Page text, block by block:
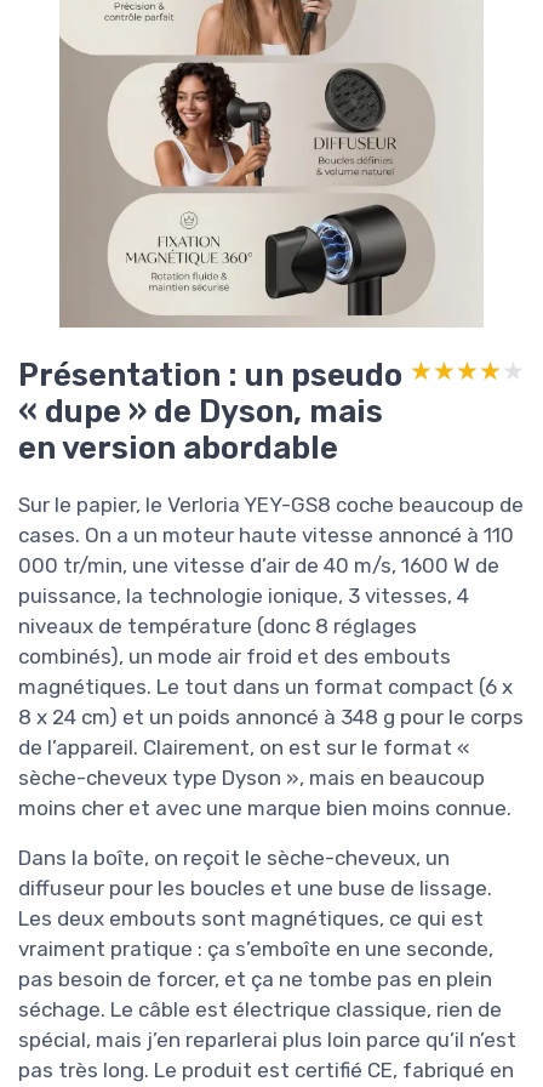
Présentation : un pseudo
« dupe » de Dyson, mais
en version abordable
★★★★★
★★★★★
Sur le papier, le Verloria YEY-GS8 coche beaucoup de
cases. On a un moteur haute vitesse annoncé à 110
000 tr/min, une vitesse d’air de 40 m/s, 1600 W de
puissance, la technologie ionique, 3 vitesses, 4
niveaux de température (donc 8 réglages
combinés), un mode air froid et des embouts
magnétiques. Le tout dans un format compact (6 x
8 x 24 cm) et un poids annoncé à 348 g pour le corps
de l’appareil. Clairement, on est sur le format «
sèche-cheveux type Dyson », mais en beaucoup
moins cher et avec une marque bien moins connue.
Dans la boîte, on reçoit le sèche-cheveux, un
diffuseur pour les boucles et une buse de lissage.
Les deux embouts sont magnétiques, ce qui est
vraiment pratique : ça s’emboîte en une seconde,
pas besoin de forcer, et ça ne tombe pas en plein
séchage. Le câble est électrique classique, rien de
spécial, mais j’en reparlerai plus loin parce qu’il n’est
pas très long. Le produit est certifié CE, fabriqué en